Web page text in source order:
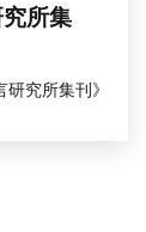
所集
究所集刊》